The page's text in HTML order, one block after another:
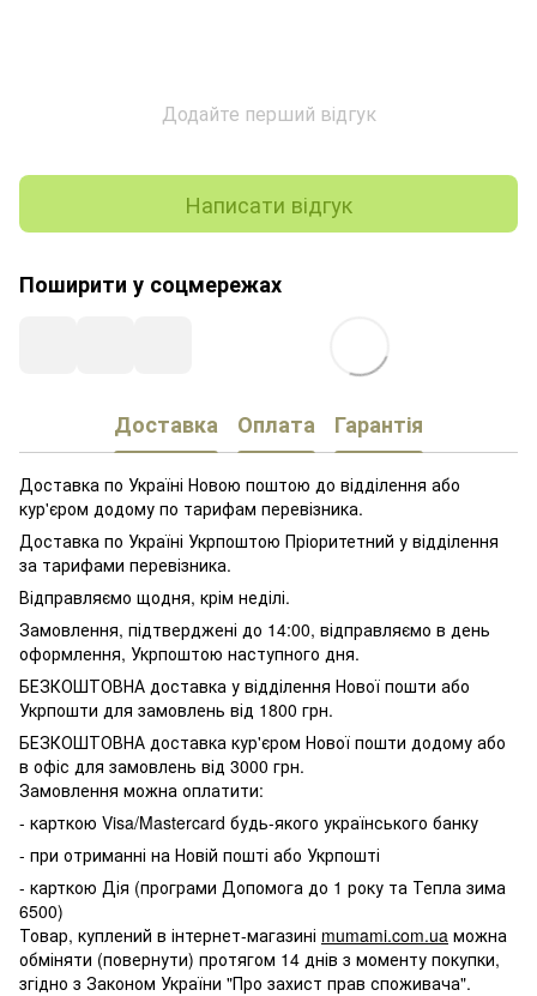
Додайте перший відгук
Написати відгук
Поширити у соцмережах
Доставка Оплата Гарантія
Доставка по Україні Новою поштою до відділення або
кур'єром додому по тарифам перевізника.
Доставка по Україні Укрпоштою Пріоритетний у відділення
за тарифами перевізника.
Відправляємо щодня, крім неділі.
Замовлення, підтверджені до 14:00, відправляємо в день
оформлення, Укрпоштою наступного дня.
БЕЗКОШТОВНА доставка у відділення Нової пошти або
Укрпошти для замовлень від 1800 грн.
БЕЗКОШТОВНА доставка кур'єром Нової пошти додому або
в офіс для замовлень від 3000 грн.
Замовлення можна оплатити:
- карткою Visa/Mastercard будь-якого українського банку
- при отриманні на Новій пошті або Укрпошті
- карткою Дія (програми Допомога до 1 року та Тепла зима
6500)
Товар, куплений в інтернет-магазині mumami.com.ua можна
обміняти (повернути) протягом 14 днів з моменту покупки,
згідно з Законом України "Про захист прав споживача".